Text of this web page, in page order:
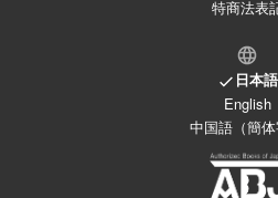
特商法表
日本語
English
中国語（簡体